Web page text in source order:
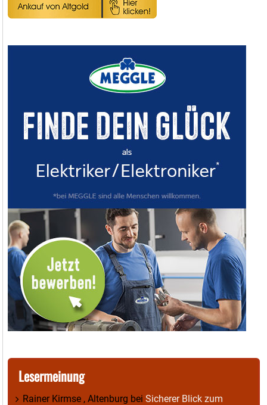
Lesermeinung
Rainer Kirmse , Altenburg bei Sicherer Blick zum